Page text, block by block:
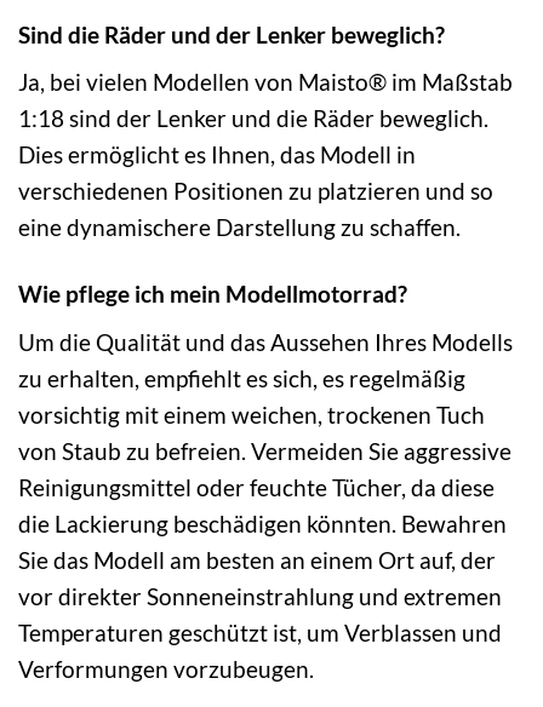
Sind die Räder und der Lenker beweglich?
Ja, bei vielen Modellen von Maisto® im Maßstab
1:18 sind der Lenker und die Räder beweglich.
Dies ermöglicht es Ihnen, das Modell in
verschiedenen Positionen zu platzieren und so
eine dynamischere Darstellung zu schaffen.
Wie pflege ich mein Modellmotorrad?
Um die Qualität und das Aussehen Ihres Modells
zu erhalten, empfiehlt es sich, es regelmäßig
vorsichtig mit einem weichen, trockenen Tuch
von Staub zu befreien. Vermeiden Sie aggressive
Reinigungsmittel oder feuchte Tücher, da diese
die Lackierung beschädigen könnten. Bewahren
Sie das Modell am besten an einem Ort auf, der
vor direkter Sonneneinstrahlung und extremen
Temperaturen geschützt ist, um Verblassen und
Verformungen vorzubeugen.